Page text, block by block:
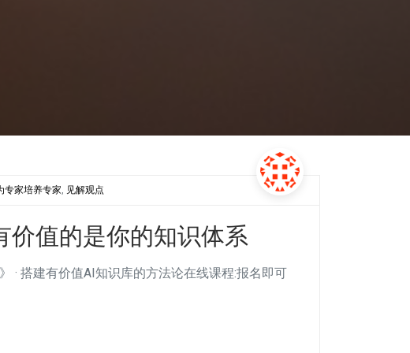
专家培养专家 见解观点
价值的是你的知识体系
· 搭建有价值AI知识库的方法论在线课程:报名即可